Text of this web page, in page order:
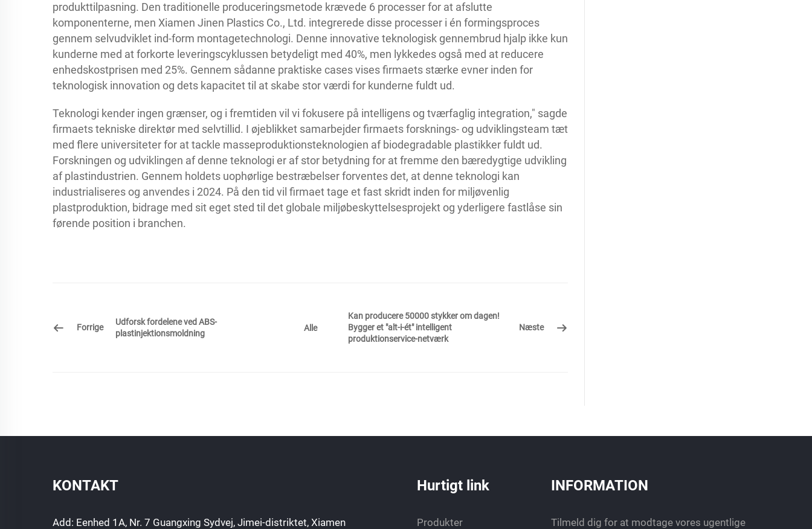
produkttilpasning. Den traditionelle produceringsmetode krævede 6 processer for at afslutte
komponenterne, men Xiamen Jinen Plastics Co., Ltd. integrerede disse processer i én formingsproces
gennem selvudviklet ind-form montagetechnologi. Denne innovative teknologisk gennembrud hjalp ikke kun
kunderne med at forkorte leveringscyklussen betydeligt med 40%, men lykkedes også med at reducere
enhedskostprisen med 25%. Gennem sådanne praktiske cases vises firmaets stærke evner inden for
teknologisk innovation og dets kapacitet til at skabe stor værdi for kunderne fuldt ud.
Teknologi kender ingen grænser, og i fremtiden vil vi fokusere på intelligens og tværfaglig integration," sagde
firmaets tekniske direktør med selvtillid. I øjeblikket samarbejder firmaets forsknings- og udviklingsteam tæt
med flere universiteter for at tackle masseproduktionsteknologien af biodegradable plastikker fuldt ud.
Forskningen og udviklingen af denne teknologi er af stor betydning for at fremme den bæredygtige udvikling
af plastindustrien. Gennem holdets uophørlige bestræbelser forventes det, at denne teknologi kan
industrialiseres og anvendes i 2024. På den tid vil firmaet tage et fast skridt inden for miljøvenlig
plastproduktion, bidrage med sit eget sted til det globale miljøbeskyttelsesprojekt og yderligere fastlåse sin
førende position i branchen.
Forrige
Udforsk fordelene ved ABS-
plastinjektionsmoldning
Alle
Kan producere 50000 stykker om dagen!
Bygger et "alt-i-ét" intelligent
produktionservice-netværk
Næste
KONTAKT
Add: Eenhed 1A, Nr. 7 Guangxing Sydvej, Jimei-distriktet, Xiamen
Hurtigt link
Produkter
INFORMATION
Tilmeld dig for at modtage vores ugentlige